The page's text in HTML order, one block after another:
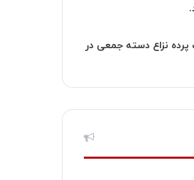
نزاع دسته جمعی در